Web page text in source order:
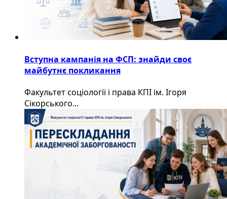
Вступна кампанія на ФСП: знайди своє
майбутнє покликання
Факультет соціології і права КПІ ім. Ігоря
Сікорського...